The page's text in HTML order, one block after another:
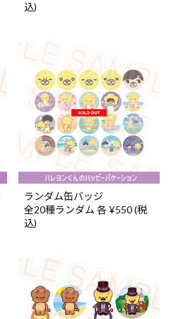
込)
ランダム缶バッジ
全20種ランダム 各 ¥550 (税
込)